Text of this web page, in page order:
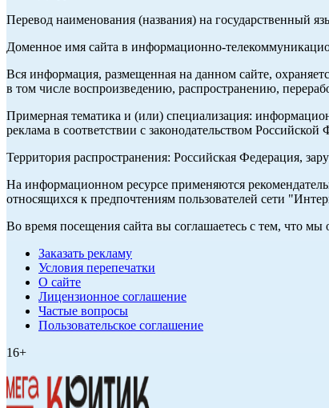
Перевод наименования (названия) на государственный
Доменное имя сайта в информационно-
Вся информация, размещенная на данном сайте,
в том числе воспроизведению, распространению,
Примерная тематика и (или) специализация:
реклама в соответствии с законодательством
Территория распространения: Российская Федерация,
На информационном ресурсе применяются
относящихся к предпочтениям пользователей сети
Во время посещения сайта вы соглашаетесь с тем, что
Заказать рекламу
Условия перепечатки
О сайте
Лицензионное соглашение
Частые вопросы
Пользовательское соглашение
16+